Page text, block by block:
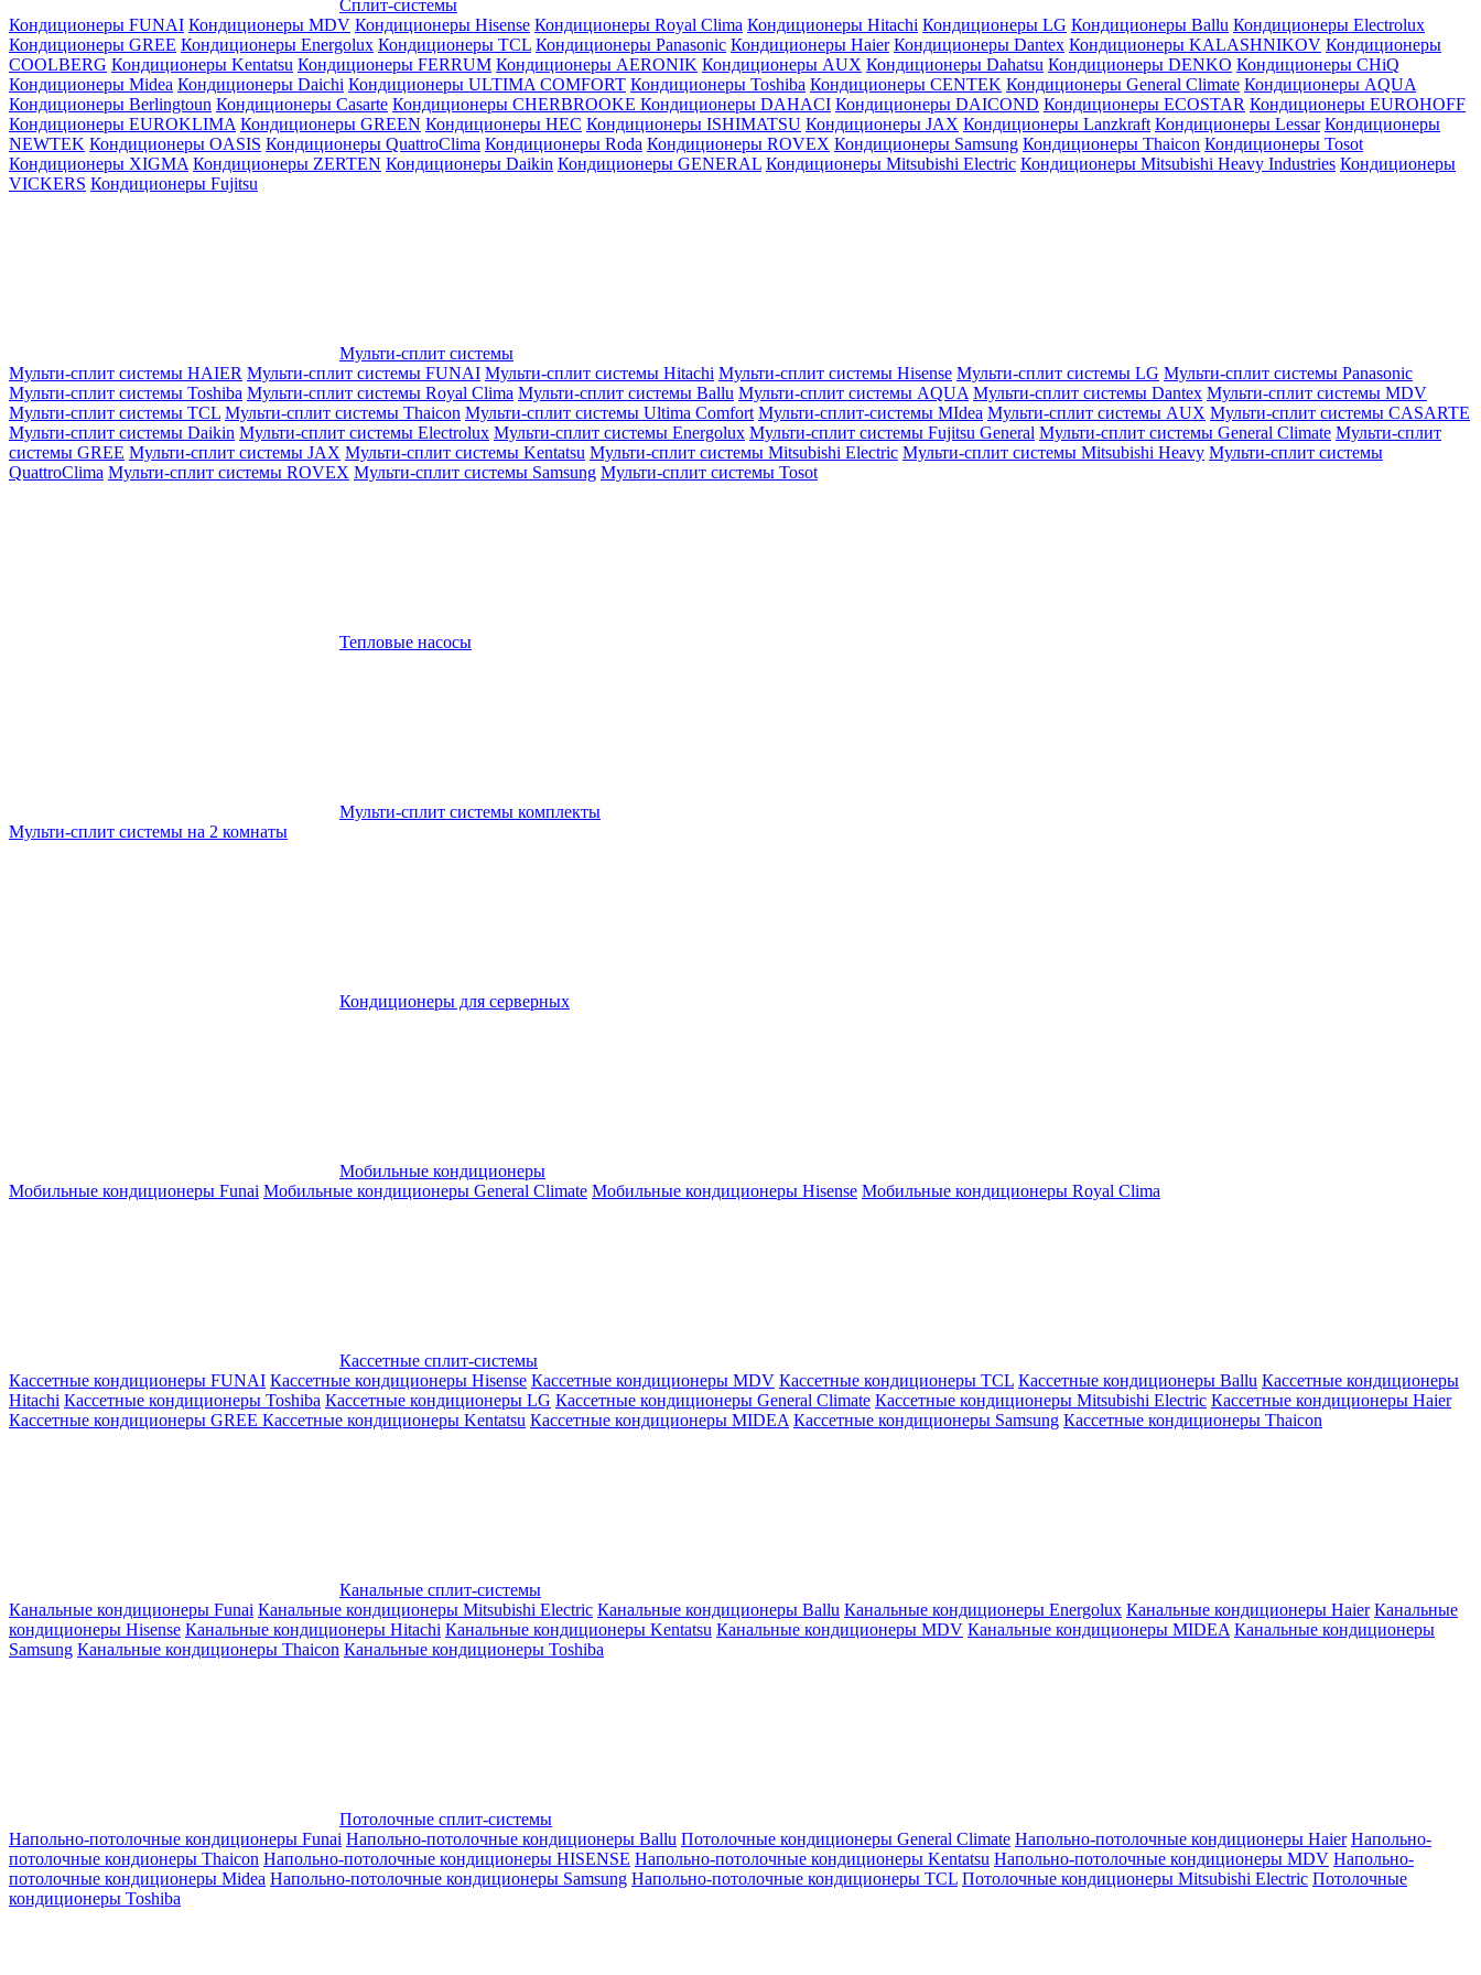
Сплит-системы
Кондиционеры FUNAI Кондиционеры MDV Кондиционеры Hisense Кондиционеры Royal Clima Кондиционеры Hitachi Кондиционеры LG Кондиционеры Ballu Кондиционеры Electrolux
Кондиционеры GREE Кондиционеры Energolux Кондиционеры TCL Кондиционеры Panasonic Кондиционеры Haier Кондиционеры Dantex Кондиционеры KALASHNIKOV Кондиционеры
СOOLBERG Кондиционеры Kentatsu Кондиционеры FERRUM Кондиционеры AERONIK Кондиционеры AUX Кондиционеры Dahatsu Кондиционеры DENKO Кондиционеры CHiQ
Кондиционеры Midea Кондиционеры Daichi Кондиционеры ULTIMA COMFORT Кондиционеры Toshiba Кондиционеры CENTEK Кондиционеры General Climate Кондиционеры AQUA
Кондиционеры Berlingtoun Кондиционеры Casarte Кондиционеры CHERBROOKE Кондиционеры DAHACI Кондиционеры DAICOND Кондиционеры ECOSTAR Кондиционеры EUROHOFF
Кондиционеры EUROKLIMA Кондиционеры GREEN Кондиционеры HEC Кондиционеры ISHIMATSU Кондиционеры JAX Кондиционеры Lanzkraft Кондиционеры Lessar Кондиционеры
NEWTEK Кондиционеры OASIS Кондиционеры QuattroClima Кондиционеры Roda Кондиционеры ROVEX Кондиционеры Samsung Кондиционеры Thaicon Кондиционеры Tosot
Кондиционеры XIGMA Кондиционеры ZERTEN Кондиционеры Daikin Кондиционеры GENERAL Кондиционеры Mitsubishi Electric Кондиционеры Mitsubishi Heavy Industries Кондиционеры
VICKERS Кондиционеры Fujitsu
Мульти-сплит системы
Мульти-сплит системы HAIER Мульти-сплит системы FUNAI Мульти-сплит системы Hitachi Мульти-сплит системы Hisense Мульти-сплит системы LG Мульти-сплит системы Panasonic
Мульти-сплит системы Toshiba Мульти-сплит системы Royal Clima Мульти-сплит системы Ballu Мульти-сплит системы AQUA Мульти-сплит системы Dantex Мульти-сплит системы MDV
Мульти-сплит системы TCL Мульти-сплит системы Thaicon Мульти-сплит системы Ultima Comfort Мульти-сплит-системы MIdea Мульти-сплит системы AUX Мульти-сплит системы CASARTE
Мульти-сплит системы Daikin Мульти-сплит системы Electrolux Мульти-сплит системы Energolux Мульти-сплит системы Fujitsu General Мульти-сплит системы General Climate Мульти-сплит
системы GREE Мульти-сплит системы JAX Мульти-сплит системы Kentatsu Мульти-сплит системы Mitsubishi Electric Мульти-сплит системы Mitsubishi Heavy Мульти-сплит системы
QuattroClima Мульти-сплит системы ROVEX Мульти-сплит системы Samsung Мульти-сплит системы Tosot
Тепловые насосы
Мульти-сплит системы комплекты
Мульти-сплит системы на 2 комнаты
Кондиционеры для серверных
Мобильные кондиционеры
Мобильные кондиционеры Funai Мобильные кондиционеры General Climate Мобильные кондиционеры Hisense Мобильные кондиционеры Royal Clima
Кассетные сплит-системы
Кассетные кондиционеры FUNAI Кассетные кондиционеры Hisense Кассетные кондиционеры MDV Кассетные кондиционеры TCL Кассетные кондиционеры Ballu Кассетные кондиционеры
Hitachi Кассетные кондиционеры Toshiba Кассетные кондиционеры LG Кассетные кондиционеры General Climate Кассетные кондиционеры Mitsubishi Electric Кассетные кондиционеры Haier
Кассетные кондиционеры GREE Кассетные кондиционеры Kentatsu Кассетные кондиционеры MIDEA Кассетные кондиционеры Samsung Кассетные кондиционеры Thaicon
Канальные сплит-системы
Канальные кондиционеры Funai Канальные кондиционеры Mitsubishi Electric Канальные кондиционеры Ballu Канальные кондиционеры Energolux Канальные кондиционеры Haier Канальные
кондиционеры Hisense Канальные кондиционеры Hitachi Канальные кондиционеры Kentatsu Канальные кондиционеры MDV Канальные кондиционеры MIDEA Канальные кондиционеры
Samsung Канальные кондиционеры Thaicon Канальные кондиционеры Toshiba
Потолочные сплит-системы
Напольно-потолочные кондиционеры Funai Напольно-потолочные кондиционеры Ballu Потолочные кондиционеры General Climate Напольно-потолочные кондиционеры Haier Напольно-
потолочные кондионеры Thaicon Напольно-потолочные кондиционеры HISENSE Напольно-потолочные кондиционеры Kentatsu Напольно-потолочные кондиционеры MDV Напольно-
потолочные кондиционеры Midea Напольно-потолочные кондиционеры Samsung Напольно-потолочные кондиционеры TCL Потолочные кондиционеры Mitsubishi Electric Потолочные
кондиционеры Toshiba